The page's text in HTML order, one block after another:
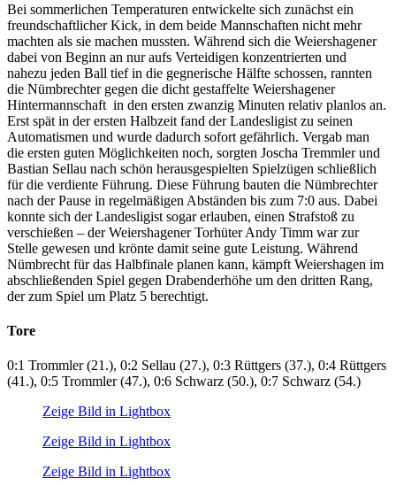
Bei sommerlichen Temperaturen entwickelte sich zunächst ein
freundschaftlicher Kick, in dem beide Mannschaften nicht mehr
machten als sie machen mussten. Während sich die Weiershagener
dabei von Beginn an nur aufs Verteidigen konzentrierten und
nahezu jeden Ball tief in die gegnerische Hälfte schossen, rannten
die Nümbrechter gegen die dicht gestaffelte Weiershagener
Hintermannschaft in den ersten zwanzig Minuten relativ planlos an.
Erst spät in der ersten Halbzeit fand der Landesligist zu seinen
Automatismen und wurde dadurch sofort gefährlich. Vergab man
die ersten guten Möglichkeiten noch, sorgten Joscha Tremmler und
Bastian Sellau nach schön herausgespielten Spielzügen schließlich
für die verdiente Führung. Diese Führung bauten die Nümbrechter
nach der Pause in regelmäßigen Abständen bis zum 7:0 aus. Dabei
konnte sich der Landesligist sogar erlauben, einen Strafstoß zu
verschießen – der Weiershagener Torhüter Andy Timm war zur
Stelle gewesen und krönte damit seine gute Leistung. Während
Nümbrecht für das Halbfinale planen kann, kämpft Weiershagen im
abschließenden Spiel gegen Drabenderhöhe um den dritten Rang,
der zum Spiel um Platz 5 berechtigt.
Tore
0:1 Trommler (21.), 0:2 Sellau (27.), 0:3 Rüttgers (37.), 0:4 Rüttgers
(41.), 0:5 Trommler (47.), 0:6 Schwarz (50.), 0:7 Schwarz (54.)
Zeige Bild in Lightbox
Zeige Bild in Lightbox
Zeige Bild in Lightbox